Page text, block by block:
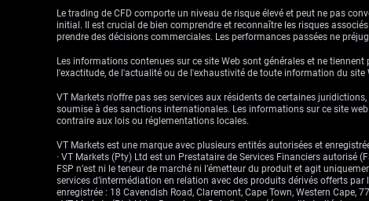
Le trading de CFD comporte un niveau de risque élevé et peut ne pas
initial. Il est crucial de bien comprendre et reconnaître les risques
prendre des décisions commerciales. Les performances passées ne
Les informations contenues sur ce site Web sont générales et ne
l'exactitude, de l'actualité ou de l'exhaustivité de toute information du site
VT Markets n'offre pas ses services aux résidents de certaines
soumise à des sanctions internationales. Les informations sur ce site
contraire aux lois ou réglementations locales.
VT Markets est une marque avec plusieurs entités autorisées et
· VT Markets (Pty) Ltd est un Prestataire de Services Financiers autorisé
FSP n’est ni le teneur de marché ni l’émetteur du produit et agit
services d’intermédiation en relation avec des produits dérivés offerts
enregistrée : 18 Cavendish Road, Claremont, Cape Town, Western Cape,